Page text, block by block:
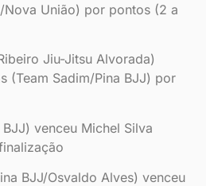
Nova União) por pontos (2 a
Jiu-Jitsu Alvorada)
(Team Sadim/Pina BJJ) por
BJJ) venceu Michel Silva
BJJ/Osvaldo Alves) venceu